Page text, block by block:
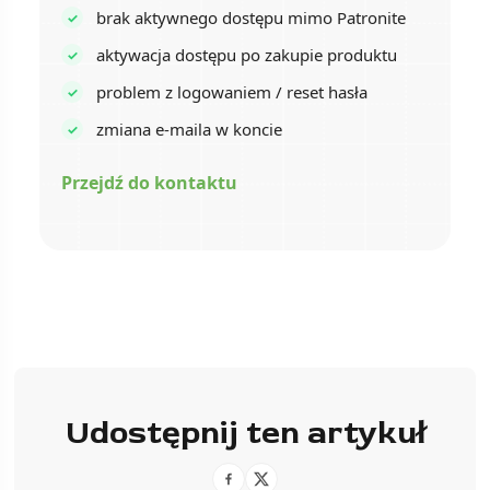
brak aktywnego dostępu mimo Patronite
aktywacja dostępu po zakupie produktu
problem z logowaniem / reset hasła
zmiana e-maila w koncie
Przejdź do kontaktu
Udostępnij ten artykuł